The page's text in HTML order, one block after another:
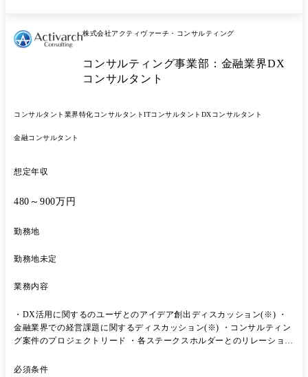
株式会社アクティヴァーチ・コンサルティング
コンサルティング事業部：金融業界DX
コンサルタント
コンサルタント 業界特化コンサルタントITコンサルタント DXコンサルタント
金融コンサルタント
想定年収
480～900万円
勤務地
勤務地未定
業務内容
・DX活用に関するのユーザとのアイデア創出ディスカッション(※) ・
金融業界での経営課題に関するディスカッション(※) ・コンサルティン
グ案件のプロジェクトリード ・各ステークスホルダーとのリレーション
ドキュメントの作成 ・ベンダー管理 ・クライアントとの折衝、進捗管
必須条件